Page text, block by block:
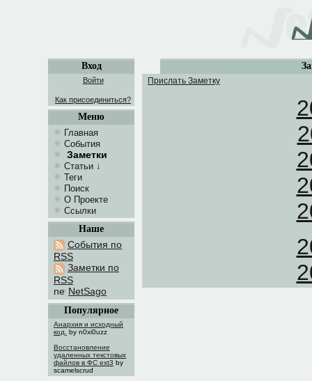
Вход
Войти
Как присоединиться?
Меню
Главная
События
Заметки
Статьи ↓
Теги
Поиск
О Проекте
Ссылки
Наше
События по
RSS
Заметки по
RSS
NetSago
Популярное
Анархия и исходный
код.
by n0xi0uzz
Восстановление
удаленных текстовых
файлов в ФС ext3 by
scamelscrud
Прислать Заметку